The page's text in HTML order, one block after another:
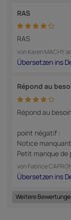
RAS
RAS
vonKaren MACHY
Répond au
Répond au
point négatif :
Notice
Petit manque
vonFabrice
Weitere